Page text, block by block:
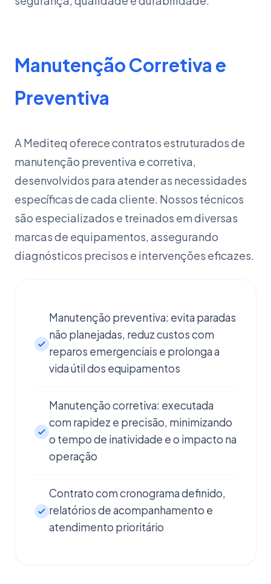
Manutenção Corretiva e
Preventiva
A Mediteq oferece contratos estruturados de
manutenção preventiva e corretiva,
desenvolvidos para atender as necessidades
específicas de cada cliente. Nossos técnicos
são especializados e treinados em diversas
marcas de equipamentos, assegurando
diagnósticos precisos e intervenções eficazes.
Manutenção preventiva: evita paradas
não planejadas, reduz custos com
reparos emergenciais e prolonga a
vida útil dos equipamentos
Manutenção corretiva: executada
com rapidez e precisão, minimizando
o tempo de inatividade e o impacto na
operação
Contrato com cronograma definido,
relatórios de acompanhamento e
atendimento prioritário